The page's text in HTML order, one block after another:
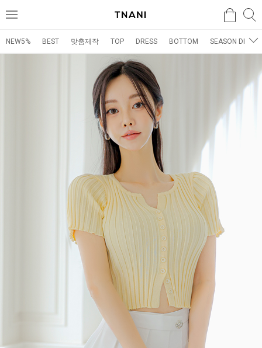
메
검색
NEW5% BEST 맞춤제작 TOP DRESS BOTTOM SEASON DRESS